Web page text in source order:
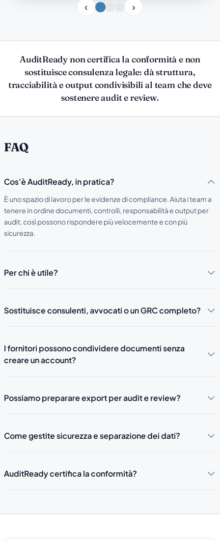
AuditReady non certifica la conformità e non
sostituisce consulenza legale: dà struttura,
tracciabilità e output condivisibili al team che deve
sostenere audit e review.
FAQ
Cos’è AuditReady, in pratica?
È uno spazio di lavoro per le evidenze di compliance. Aiuta i team a
tenere in ordine documenti, controlli, responsabilità e output per
audit, così possono rispondere più velocemente e con più
sicurezza.
Per chi è utile?
Sostituisce consulenti, avvocati o un GRC completo?
I fornitori possono condividere documenti senza
creare un account?
Possiamo preparare export per audit e review?
Come gestite sicurezza e separazione dei dati?
AuditReady certifica la conformità?